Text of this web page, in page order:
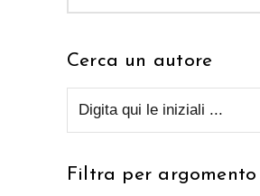
Cerca un autore
Filtra per argomento